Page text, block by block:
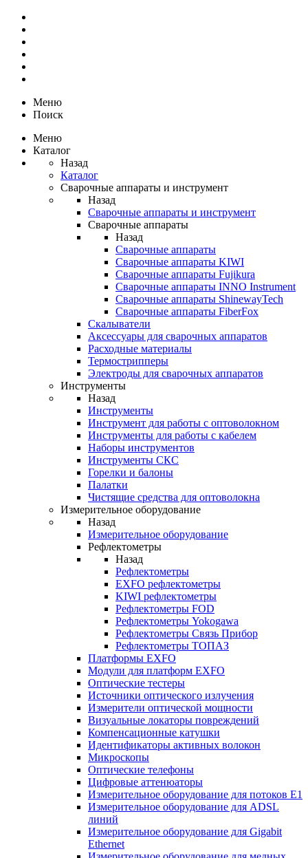
Меню
Поиск
Меню
Каталог
Назад
Каталог
Сварочные аппараты и инструмент
Назад
Сварочные аппараты и инструмент
Сварочные аппараты
Назад
Сварочные аппараты
Сварочные аппараты KIWI
Сварочные аппараты Fujikura
Сварочные аппараты INNO Instrument
Сварочные аппараты ShinewayTech
Cварочные аппараты FiberFox
Скалыватели
Аксессуары для сварочных аппаратов
Расходные материалы
Термострипперы
Электроды для сварочных аппаратов
Инструменты
Назад
Инструменты
Инструмент для работы с оптоволокном
Инструменты для работы с кабелем
Наборы инструментов
Инструменты СКС
Горелки и балоны
Палатки
Чистящие средства для оптоволокна
Измерительное оборудование
Назад
Измерительное оборудование
Рефлектометры
Назад
Рефлектометры
EXFO рефлектометры
KIWI рефлектометры
Рефлектометры FOD
Рефлектометры Yokogawa
Рефлектометры Связь Прибор
Рефлектометры ТОПАЗ
Платформы EXFO
Модули для платформ EXFO
Оптические тестеры
Источники оптического излучения
Измерители оптической мощности
Визуальные локаторы повреждений
Компенсационные катушки
Идентификаторы активных волокон
Микроскопы
Оптические телефоны
Цифровые аттенюаторы
Измерительное оборудование для потоков Е1
Измерительное оборудование для ADSL
линий
Измерительное оборудование для Gigabit
Ethernet